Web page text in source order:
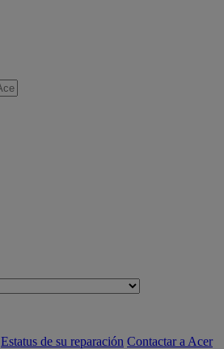
Estatus de su reparación Contactar a Acer